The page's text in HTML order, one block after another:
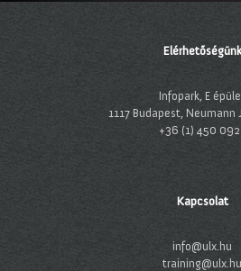
Elérhetőségünk
Infopark, E
1117 Budapest, Neumann
+36 (1) 450
Kapcsolat
info@ulx.hu
training@ulx.hu